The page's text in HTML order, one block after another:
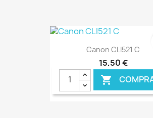
Canon CLI521 C
15,50 €
